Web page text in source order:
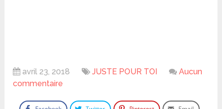
avril 23, 2018 JUSTE POUR TOI
Aucun
commentaire